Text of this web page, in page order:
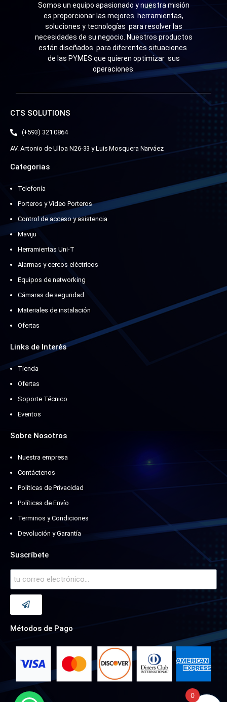
Somos un equipo apasionado y nuestra misión
es proporcionar las mejores herramientas,
soluciones y tecnologías para resolver las
necesidades de su negocio. Nuestros productos
están diseñados para diferentes situaciones
de las PYMES que quieren optimizar sus
operaciones.
CTS SOLUTIONS
(+593) 321 0864
AV. Antonio de Ulloa N26-33 y Luis Mosquera Narváez
Categorias
Telefonía
Porteros y Video Porteros
Control de acceso y asistencia
Maviju
Herramientas Uni-T
Alarmas y cercos eléctricos
Equipos de networking
Cámaras de seguridad
Materiales de instalación
Ofertas
Links de Interés
Tienda
Ofertas
Soporte Técnico
Eventos
Sobre Nosotros
Nuestra empresa
Contáctenos
Políticas de Privacidad
Políticas de Envío
Terminos y Condiciones
Devolución y Garantía
Suscríbete
Métodos de Pago
0